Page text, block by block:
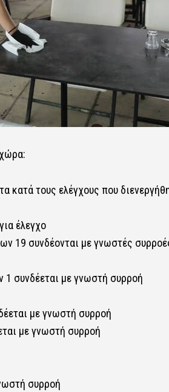
κατά τους ελέγχους που
έλεγχο
19 συνδέονται με γνωστές
συνδέεται με γνωστή συρροή
με γνωστή συρροή
με γνωστή συρροή
συρροή